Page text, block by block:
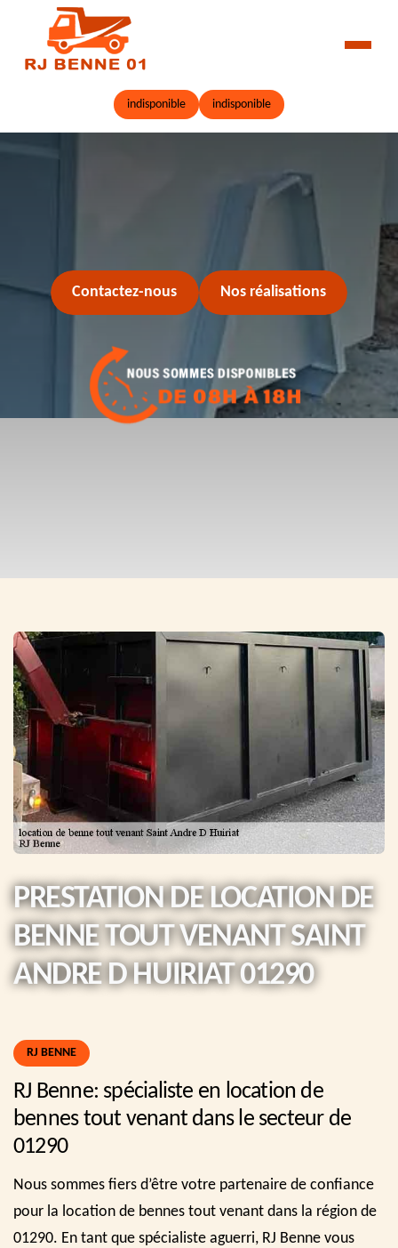
indisponible indisponible
Contactez-nous Nos réalisations
PRESTATION DE LOCATION DE
BENNE TOUT VENANT SAINT
ANDRE D HUIRIAT 01290
RJ BENNE
RJ Benne: spécialiste en location de
bennes tout venant dans le secteur de
01290
Nous sommes fiers d’être votre partenaire de confiance
pour la location de bennes tout venant dans la région de
01290. En tant que spécialiste aguerri, RJ Benne vous